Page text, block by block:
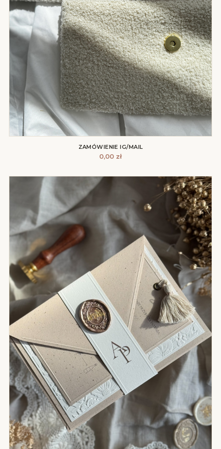
ZAMÓWIENIE IG/MAIL
0,00 zł